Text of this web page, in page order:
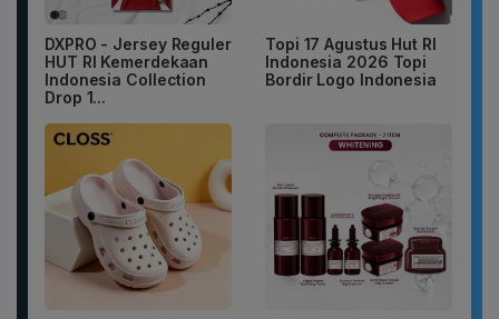
DXPRO - Jersey Reguler
HUT RI Kemerdekaan
Indonesia Collection
Drop 1...
Topi 17 Agustus Hut RI
Indonesia 2026 Topi
Bordir Logo Indonesia